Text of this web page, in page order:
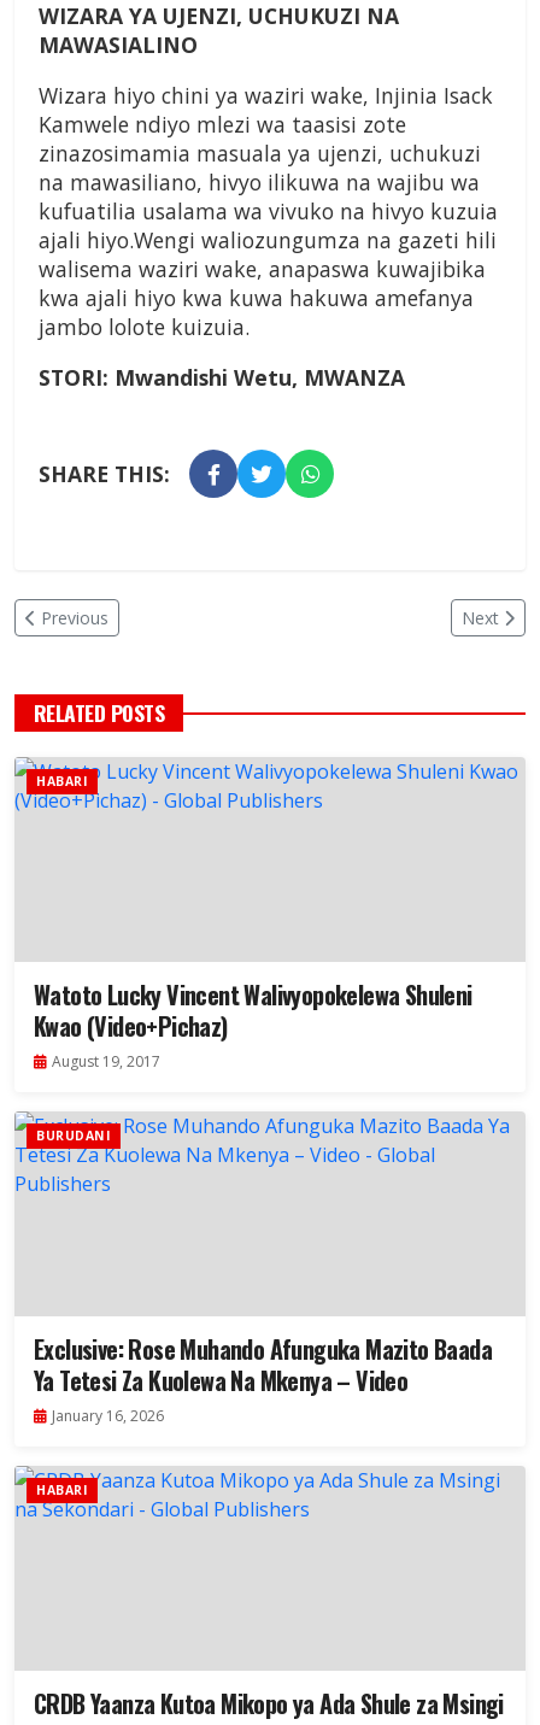
WIZARA YA UJENZI, UCHUKUZI NA
MAWASIALINO
Wizara hiyo chini ya waziri wake, Injinia Isack
Kamwele ndiyo mlezi wa taasisi zote
zinazosimamia masuala ya ujenzi, uchukuzi
na mawasiliano, hivyo ilikuwa na wajibu wa
kufuatilia usalama wa vivuko na hivyo kuzuia
ajali hiyo.Wengi waliozungumza na gazeti hili
walisema waziri wake, anapaswa kuwajibika
kwa ajali hiyo kwa kuwa hakuwa amefanya
jambo lolote kuizuia.
STORI: Mwandishi Wetu, MWANZA
SHARE THIS:
Previous Next
RELATED POSTS
HABARI
Watoto Lucky Vincent Walivyopokelewa Shuleni
Kwao (Video+Pichaz)
August 19, 2017
BURUDANI
Exclusive: Rose Muhando Afunguka Mazito Baada
Ya Tetesi Za Kuolewa Na Mkenya – Video
January 16, 2026
HABARI
CRDB Yaanza Kutoa Mikopo ya Ada Shule za Msingi